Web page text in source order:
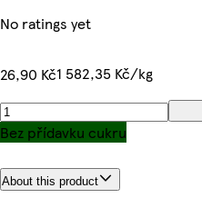
No ratings yet
26,90 Kč1 582,35 Kč/kg
Bez přídavku cukru
About this product